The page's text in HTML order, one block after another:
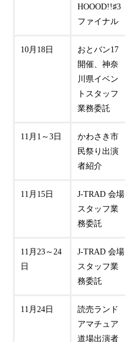
HOOOD!!♯3
ファイナル
10月18日
おとバン17
開催、神奈
川県イベン
トスタッフ
業務委託
11月1～3日
かわさき市
民祭り出演
者紹介
11月15日
J-TRAD 会場
スタッフ業
務委託
11月23～24
日
J-TRAD 会場
スタッフ業
務委託
11月24日
読売ランド
アマチュア
道場出演者